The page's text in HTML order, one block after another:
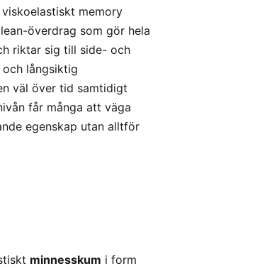
memory
överdrag som gör hela
riktar sig till side- och
långsiktig
väl över tid samtidigt
får många att väga
egenskap utan alltför
minnesskum i form